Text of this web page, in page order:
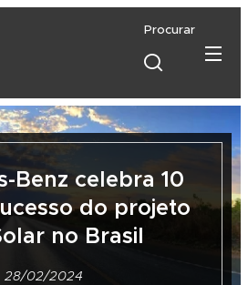
Procurar
Benz celebra 10
do projeto
no Brasil
28/02/2024